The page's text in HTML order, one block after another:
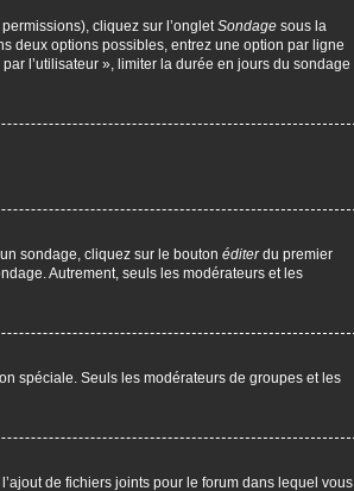
cliquez sur l’ongletSondage sous la
deux options possibles, entrez une option par ligne
l’utilisateur », limiter la durée en jours du sondage
sondage, cliquez sur le bouton éditerdu premier
Autrement, seuls les modérateurs et les
spéciale. Seuls les modérateurs de groupes et les
de fichiers joints pour le forum dans lequel vous